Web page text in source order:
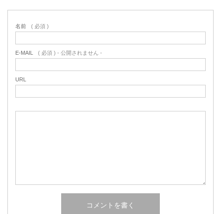
名前 ( 必須 )
E-MAIL ( 必須 ) - 公開されません -
URL